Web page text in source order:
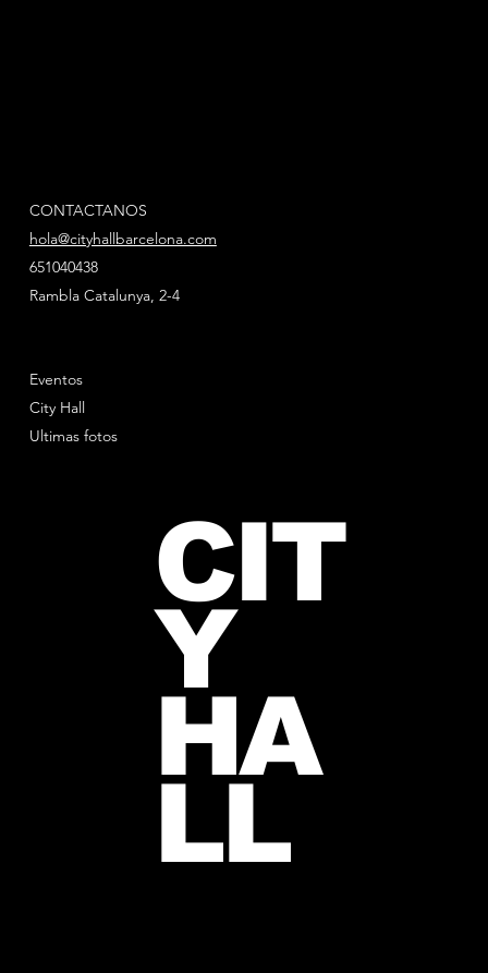
Eventos
City Hall
Ultimas fotos
CIT
Y
HA
LL
CONTACTANOS
hola@cityhallbarcelona.com
651040438
Rambla Catalunya, 2-4